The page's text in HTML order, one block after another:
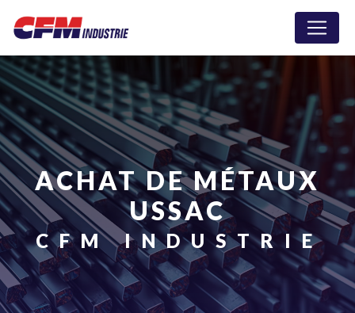
ACHAT DE MÉTAUX
USSAC
CFM INDUSTRIE